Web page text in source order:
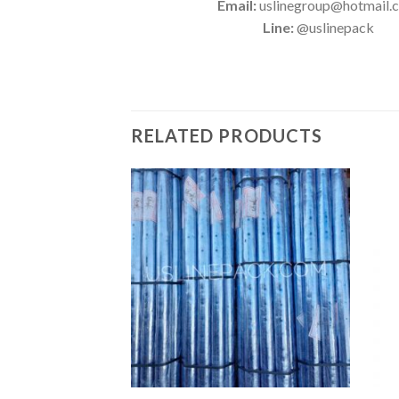
Email:
Line:@uslinepack
RELATED PRODUCTS